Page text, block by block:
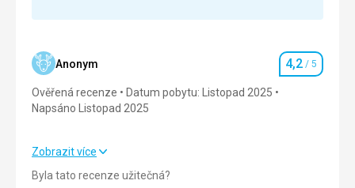
Ok, velmi dobré
Ok, spokojeni
Anonym Hodnocení
4,2 / 5
Ověřená recenze
Datum pobytu: Listopad 2025
Napsáno Listopad 2025
Zobrazit více
Byla tato recenze užitečná?